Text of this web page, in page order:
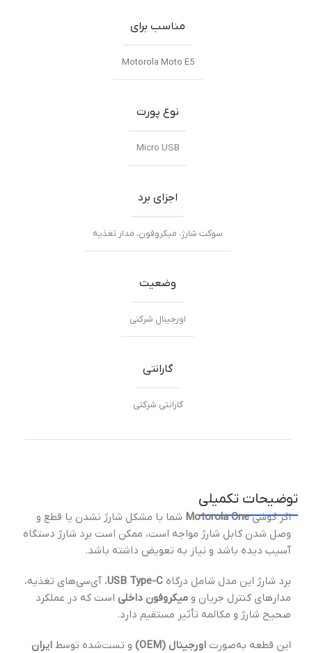
مناسب برای
Motorola Moto E5
نوع پورت
Micro USB
اجزای برد
سوکت شارژ، میکروفون، مدار تغذیه
وضعیت
اورجینال شرکتی
گارانتی
گارانتی شرکتی
توضیحات تکمیلی
اگر گوشیMotorola One شما با مشکل شارژ نشدن یا قطع و
وصل شدن کابل شارژ مواجه است، ممکن است برد شارژ دستگاه
آسیب دیده باشد و نیاز به تعویض داشته باشد.
برد شارژ این مدل شامل درگاه USB Type-C، آی‌سی‌های تغذیه،
مدارهای کنترل جریان و میکروفون داخلی است که در عملکرد
صحیح شارژ و مکالمه تأثیر مستقیم دارد.
این قطعه به‌صورت اورجینال (OEM) و تست‌شده توسط ایران